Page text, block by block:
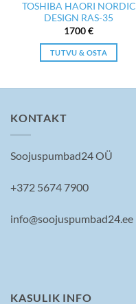
TOSHIBA HAORI NORDIC
DESIGN RAS-35
1700€
TUTVU & OSTA
KONTAKT
Soojuspumbad24 OÜ
+372 5674 7900
info@soojuspumbad24.ee
KASULIK INFO